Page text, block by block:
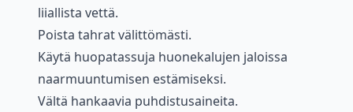
liiallista vettä.
Poista tahrat välittömästi.
Käytä huopatassuja huonekalujen jaloissa
naarmuuntumisen estämiseksi.
Vältä hankaavia puhdistusaineita.